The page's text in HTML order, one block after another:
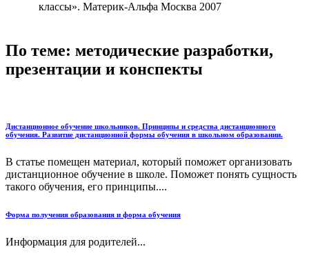
классы». Материк-Альфа Москва 2007
По теме: методические разработки,
презентации и конспекты
Дистанционное обучение школьников. Принципы и средства дистанционного
обучения. Развитие дистанционной формы обучения в школьном образовании.
В статье помещен материал, который поможет организовать
дистанционное обучение в школе. Поможет понять сущность
такого обучения, его принципы....
Форма получения образования и форма обучения
Информация для родителей...